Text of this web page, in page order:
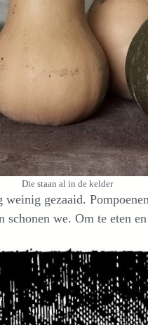
Die staan al in de kelder
gezaaid.
schonen we. Om te eten